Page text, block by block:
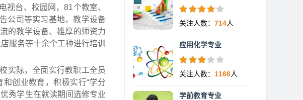
视台、校园网，81个教室、
公司等实习基地，教学设备
的教学设备、雄厚的师资力
服务等十余个工种进行培训
实际，全面实行教职工全员
创业教育，积极实行“学分
秀学生在就读期间选修专业
关注人数： 714人
应用化学专业
关注人数： 1166人
学前教育专业